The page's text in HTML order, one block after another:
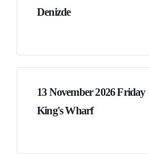
Denizde
13 November 2026 Friday
King's Wharf